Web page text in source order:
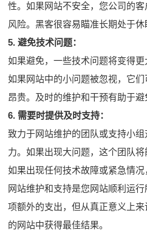
性。如果网站不安全，您公司的客
风险。黑客很容易瞄准长期处于休
5. 避免技术问题：
如果避免，一些技术问题将变得
如果网站中的小问题被忽视，它们
昂贵。及时的维护和干预有助于避
6. 需要时提供及时支持：
致力于网站维护的团队或支持小
力。如果出现大问题，这个团队将
如果出现任何技术故障或紧急情况
网站维护和支持是您网站顺利运
项额外的支出，但从真正意义上
的网站中获得最佳结果。